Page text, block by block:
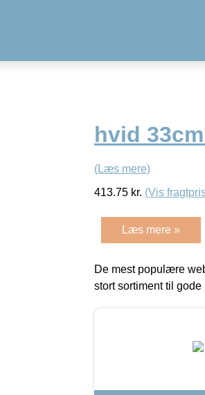
hvid
(Læs mere)
413.75 kr. (Vis
Læs mere »
De mest populære
stort sortiment til gode